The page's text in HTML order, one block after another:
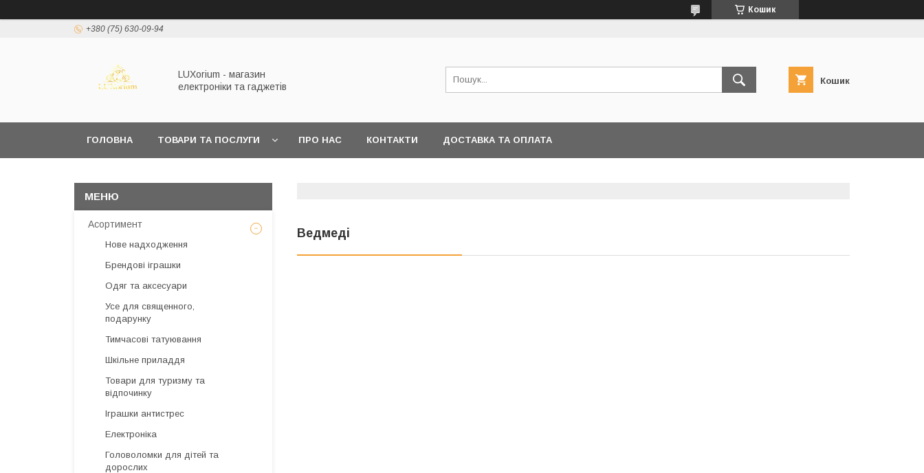
Кошик
+380 (75) 630-09-94
LUXorium - магазин
електроніки та гаджетів
Кошик
ГОЛОВНА ТОВАРИ ТА ПОСЛУГИ ПРО НАС КОНТАКТИ ДОСТАВКА ТА ОПЛАТА
Ведмеді
Асортимент
Нове надходження
Брендові іграшки
Одяг та аксесуари
Усе для священного,
подарунку
Тимчасові татуювання
Шкільне приладдя
Товари для туризму та
відпочинку
Іграшки антистрес
Електроніка
Головоломки для дітей та
дорослих